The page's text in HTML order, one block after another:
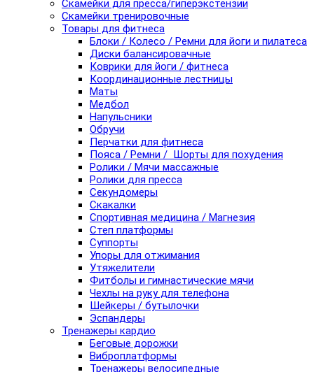
Скамейки для пресса/гиперэкстензии
Скамейки тренировочные
Товары для фитнеса
Блоки / Колесо / Ремни для йоги и пилатеса
Диски балансировачные
Коврики для йоги / фитнеса
Координационные лестницы
Маты
Медбол
Напульсники
Обручи
Перчатки для фитнеса
Пояса / Ремни / Шорты для похудения
Ролики / Мячи массажные
Ролики для пресса
Секундомеры
Скакалки
Спортивная медицина / Магнезия
Степ платформы
Суппорты
Упоры для отжимания
Утяжелители
Фитболы и гимнастические мячи
Чехлы на руку для телефона
Шейкеры / бутылочки
Эспандеры
Тренажеры кардио
Беговые дорожки
Виброплатформы
Тренажеры велосипедные